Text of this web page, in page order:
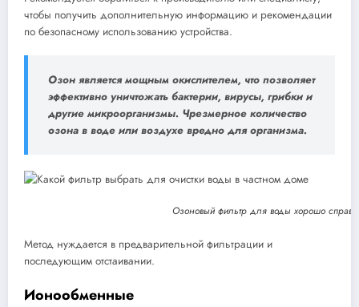
чтобы получить дополнительную информацию и рекомендации
по безопасному использованию устройства.
Озон является мощным окислителем, что позволяет
эффективно уничтожать бактерии, вирусы, грибки и
другие микроорганизмы. Чрезмерное количество
озона в воде или воздухе вредно для организма.
Озоновый фильтр для воды хорошо
Метод нуждается в предварительной фильтрации и
последующим отстаивании.
Ионообменные